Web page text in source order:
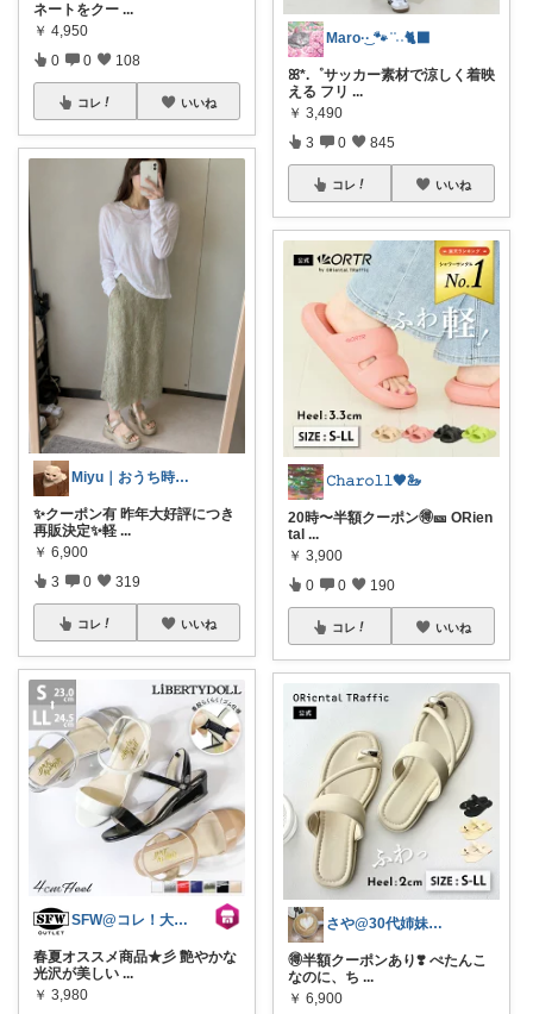
ネートをクー ...
￥ 4,950
0 0 108
コレ いいね
Miyu｜おうち時間の小さな幸せ🌸
✨クーポン有 昨年大好評につき
再販決定✨軽 ...
￥ 6,900
3 0 319
コレ いいね
SFW@コレ！大歓迎
春夏オススメ商品★彡 艶やかな
光沢が美しい ...
￥ 3,980
Maro·͜· 🐾 ͗ ͗˒˒🐈‍⬛
ꕤ*.゜サッカー素材で涼しく着映
える フリ ...
￥ 3,490
3 0 845
コレ いいね
𝙲𝚑𝚊𝚛𝚘𝚕𝚕🖤🦢
20時〜半額クーポン🉐🎫 ORien
tal ...
￥ 3,900
0 0 190
コレ いいね
さや@30代姉妹ママ
🉐半額クーポンあり❣️ ぺたんこ
なのに、ち ...
￥ 6,900